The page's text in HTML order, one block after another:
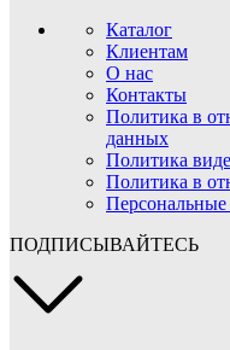
Каталог
Клиентам
О нас
Контакты
Политика в
данных
Политика
Политика в
Персональные
ПОДПИСЫВАЙТЕСЬ